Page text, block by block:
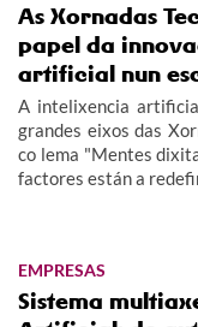
As Xornadas
papel da
artificial nun
A intelixencia
grandes eixos das
co lema "Mentes
factores están a
EMPRESAS
Sistema